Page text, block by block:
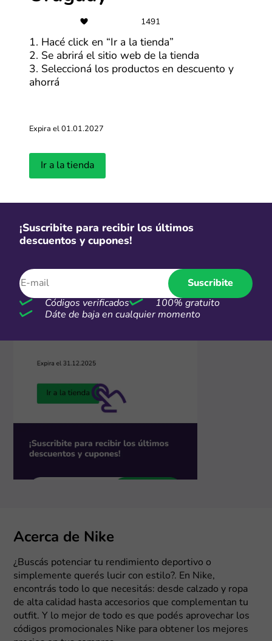
2. Visitá la tienda online
rebajados del momento. ¡Ahora podés comprar con
Acerca de Nike
¿Buscás potenciar tu rendimiento deportivo o
simplemente querés lucir con estilo?. En Nike,
encontrás todo lo que necesitás: desde calzado y ropa
de alta calidad hasta accesorios que complementan tu
outfit. Y lo mejor de todo es que podés aprovechar los
códigos promocionales Nike para obtener los mejores
1491
1. Hacé click en “Ir a la tienda”
2. Se abrirá el sitio web de la tienda
3. Seleccioná los productos en descuento y
ahorrá
Expira el 01.01.2027
Ir a la tienda
¡Suscribite para recibir los últimos
descuentos y cupones!
Suscribite
Códigos verificados
100% gratuito
Dáte de baja en cualquier momento